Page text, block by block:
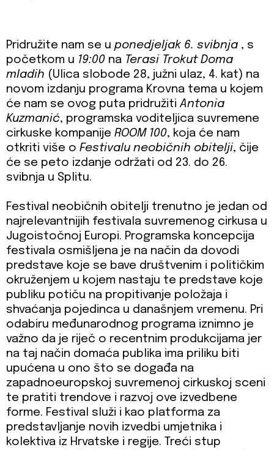
Pridružite nam se u ponedjeljak 6. svibnja , s
početkom u 19:00 na Terasi Trokut Doma
mladih (Ulica slobode 28, južni ulaz, 4. kat) na
novom izdanju programa Krovna tema u kojem
će nam se ovog puta pridružitiAntonia
Kuzmanić, programska voditeljica suvremene
cirkuske kompanije ROOM 100, koja će nam
otkriti više o Festivalu neobičnih obitelji, čije
će se peto izdanje održati od 23. do 26.
svibnja u Splitu.
Festival neobičnih obitelji trenutno je jedan od
najrelevantnijih festivala suvremenog cirkusa u
Jugoistočnoj Europi. Programska koncepcija
festivala osmišljena je na način da dovodi
predstave koje se bave društvenim i političkim
okruženjem u kojem nastaju te predstave koje
publiku potiču na propitivanje položaja i
shvaćanja pojedinca u današnjem vremenu. Pri
odabiru međunarodnog programa iznimno je
važno da je riječ o recentnim produkcijama jer
na taj način domaća publika ima priliku biti
upućena u ono što se događa na
zapadnoeuropskoj suvremenoj cirkuskoj sceni
te pratiti trendove i razvoj ove izvedbene
forme. Festival služi i kao platforma za
predstavljanje novih izvedbi umjetnika i
kolektiva iz Hrvatske i regije. Treći stup